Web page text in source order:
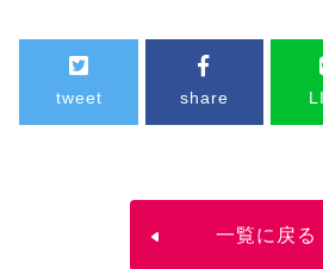
tweet share
一覧に戻る